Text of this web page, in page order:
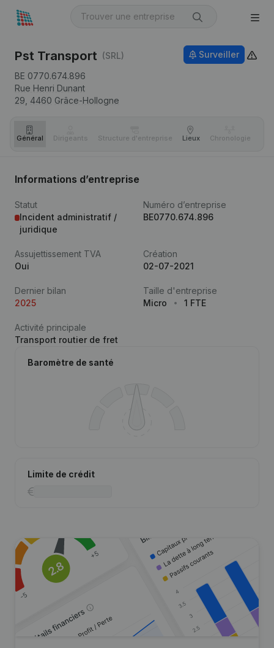
Pst Transport (SRL)
BE 0770.674.896
Rue Henri Dunant
29, 4460 Grâce-Hollogne
Surveiller
Général Dirigeants Structure d'entreprise Lieux Chronologie
Informations d’entreprise
Statut
Incident administratif /
juridique
Numéro d’entreprise
BE0770.674.896
Assujettissement TVA
Oui
Création
02-07-2021
Dernier bilan
2025
Taille d'entreprise
Micro
1 FTE
Activité principale
Transport routier de fret
Baromètre de santé
Limite de crédit